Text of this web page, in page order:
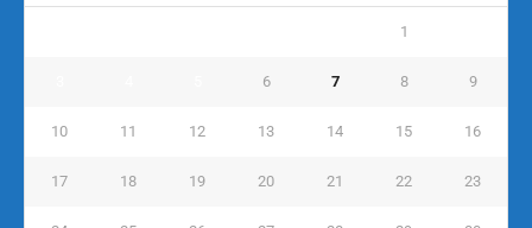
1
6 7 8 9
10 11 12 13 14 15 16
17 18 19 20 21 22 23